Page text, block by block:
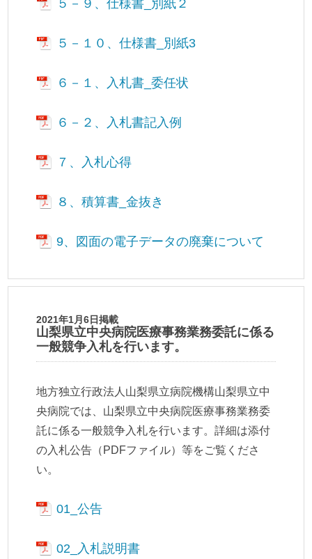
５－９、仕様書_別紙２
５－１０、仕様書_別紙3
６－１、入札書_委任状
６－２、入札書記入例
７、入札心得
８、積算書_金抜き
9、図面の電子データの廃棄について
2021年1月6日掲載
山梨県立中央病院医療事務業務委託に係る
一般競争入札を行います。
地方独立行政法人山梨県立病院機構山梨県立中
央病院では、山梨県立中央病院医療事務業務委
託に係る一般競争入札を行います。詳細は添付
の入札公告（PDFファイル）等をご覧くださ
い。
01_公告
02_入札説明書